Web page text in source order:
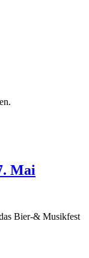
Mai
Bier-& Musikfest